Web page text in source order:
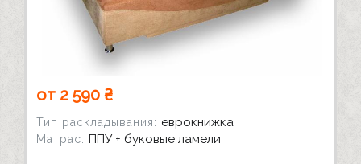
от 2 590 ₴
Тип раскладывания: еврокнижка
Матрас: ППУ + буковые ламели